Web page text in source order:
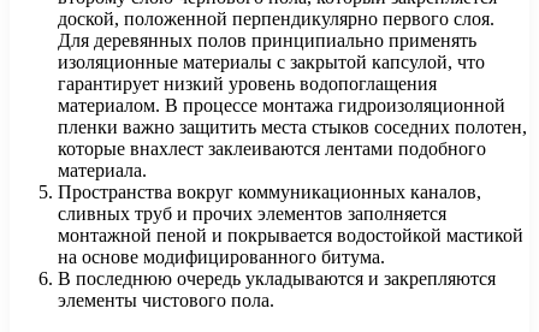
доской, положенной перпендикулярно первого слоя.
Для деревянных полов принципиально применять
изоляционные материалы с закрытой капсулой, что
гарантирует низкий уровень водопоглащения
материалом. В процессе монтажа гидроизоляционной
пленки важно защитить места стыков соседних полотен,
которые внахлест заклеиваются лентами подобного
материала.
Пространства вокруг коммуникационных каналов,
сливных труб и прочих элементов заполняется
монтажной пеной и покрывается водостойкой мастикой
на основе модифицированного битума.
В последнюю очередь укладываются и закрепляются
элементы чистового пола.